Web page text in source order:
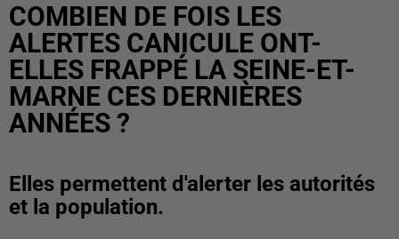
COMBIEN DE FOIS LES
ALERTES CANICULE ONT-
ELLES FRAPPÉ LA SEINE-ET-
MARNE CES DERNIÈRES
ANNÉES ?
Elles permettent d'alerter les autorités
et la population.